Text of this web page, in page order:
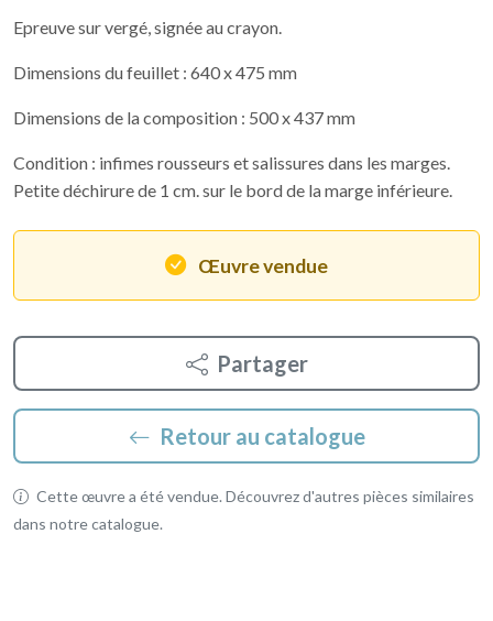
Epreuve sur vergé, signée au crayon.
Dimensions du feuillet : 640 x 475 mm
Dimensions de la composition : 500 x 437 mm
Condition : infimes rousseurs et salissures dans les marges.
Petite déchirure de 1 cm. sur le bord de la marge inférieure.
Œuvre vendue
Partager
Retour au catalogue
Cette œuvre a été vendue. Découvrez d'autres pièces similaires
dans notre catalogue.